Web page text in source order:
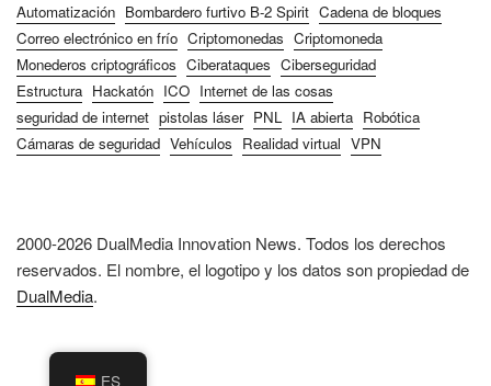
Automatización Bombardero furtivo B-2 Spirit Cadena de bloques
Correo electrónico en frío Criptomonedas Criptomoneda
Monederos criptográficos Ciberataques Ciberseguridad
Estructura Hackatón ICO Internet de las cosas
seguridad de internet pistolas láser PNL IA abierta Robótica
Cámaras de seguridad Vehículos Realidad virtual VPN
2000-2026 DualMedia Innovation News. Todos los derechos
reservados. El nombre, el logotipo y los datos son propiedad de
DualMedia.
ES